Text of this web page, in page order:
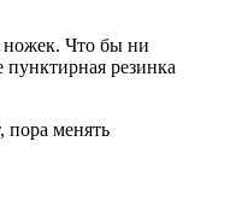
ножек. Что бы ни
резинка
пора менять